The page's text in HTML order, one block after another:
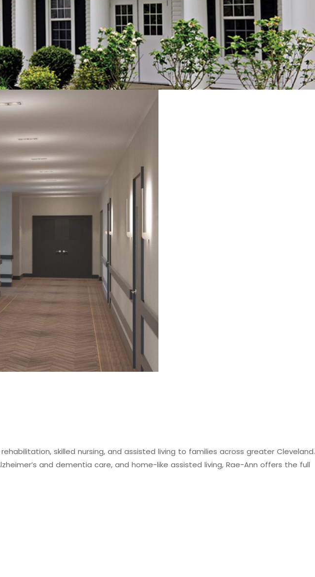
rehabilitation, skilled nursing, and assisted living to families across greater Cleveland.
lzheimer’s and dementia care, and home-like assisted living, Rae-Ann offers the full